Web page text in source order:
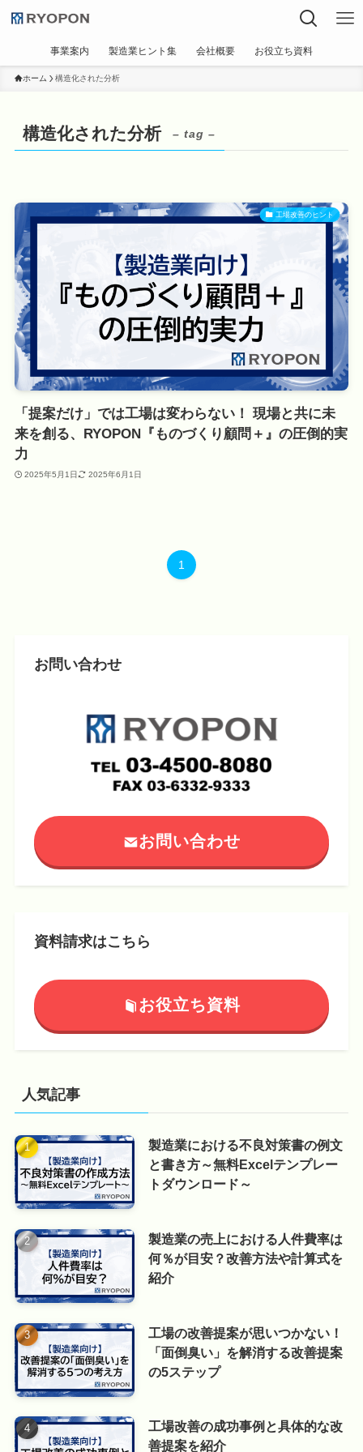
事業案内 製造業ヒント集 会社概要 お役立ち資料
ホーム 構造化された分析
構造化された分析 – tag –
工場改善のヒント
「提案だけ」では工場は変わらない！ 現場と共に未
来を創る、RYOPON『ものづくり顧問＋』の圧倒的実
力
2025年5月1日 2025年6月1日
1
お問い合わせ
お問い合わせ
資料請求はこちら
お役立ち資料
人気記事
製造業における不良対策書の例文
と書き方～無料Excelテンプレー
トダウンロード～
製造業の売上における人件費率は
何％が目安？改善方法や計算式を
紹介
工場の改善提案が思いつかない！
「面倒臭い」を解消する改善提案
の5ステップ
工場改善の成功事例と具体的な改
善提案を紹介